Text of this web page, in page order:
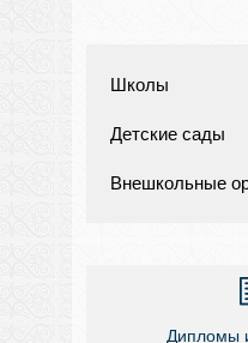
Школы
Детские сады
Внешкольные
Дипломы